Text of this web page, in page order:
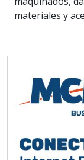
materiales y